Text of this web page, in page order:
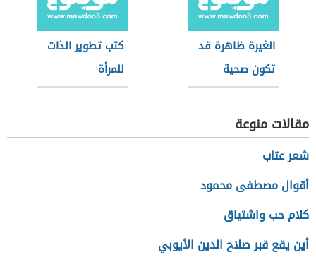
الغيرة ظاهرة قد
تكون صحية
كتب تطوير الذات
للمرأة
مقالات منوعة
شعر عتاب
أقوال مصطفى محمود
كلام حب واشتياق
أين يقع قبر صلاح الدين الأيوبي